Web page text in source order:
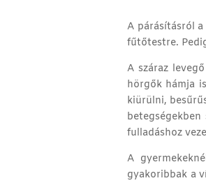
A párásításról
fűtőtestre.
A száraz
hörgők hámja
kiürülni,
fulladáshoz
A
gyakoribbak a